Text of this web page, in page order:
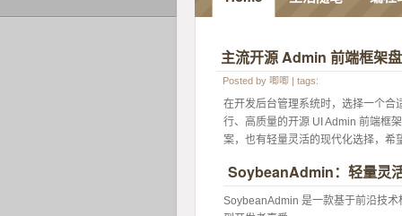
主流开源 Admin 前端框架
Posted by 唧唧 | tags:
在开发后台管理系统时，选择一个合
行、高质量的开源 UI Admin 前端框
案，也有轻量灵活的现代化选择，希
SoybeanAdmin：轻量灵
SoybeanAdmin 是一款基于前沿技